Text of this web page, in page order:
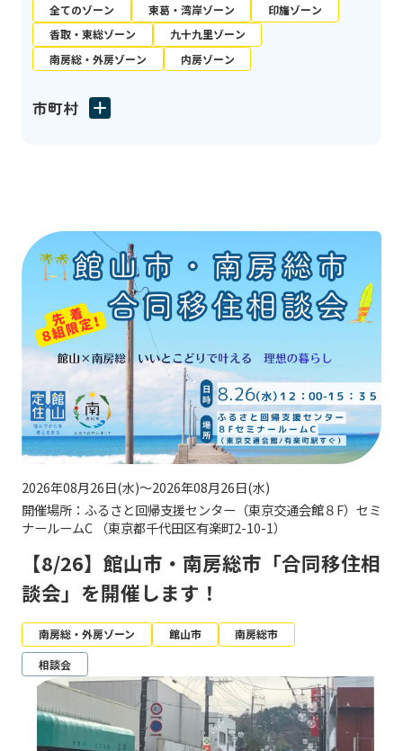
全てのゾーン 東葛・湾岸ゾーン
印旛ゾーン
香取・東総ゾーン
九十九里ゾーン
南房総・外房ゾーン
内房ゾーン
市町村
2026年08月26日(水)～2026年08月26日(水)
開催場所：ふるさと回帰支援センター（東京交通会館８F）セミ
ナールームC （東京都千代田区有楽町2-10-1）
【8/26】館山市・南房総市「合同移住相
談会」を開催します！
南房総・外房ゾーン 館山市
南房総市
相談会